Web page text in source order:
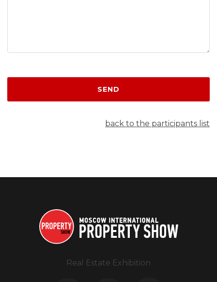
SEND
back to the participants list
Real Estate Exhibition